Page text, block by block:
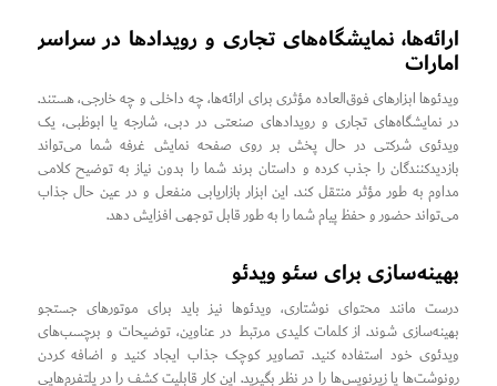
ارائه‌ها، نمایشگاه‌های تجاری و رویدادها در سراسر
امارات
ویدئوها ابزارهای فوق‌العاده مؤثری برای ارائه‌ها، چه داخلی و چه خارجی، هستند.
در نمایشگاه‌های تجاری و رویدادهای صنعتی در دبی، شارجه یا ابوظبی، یک
ویدئوی شرکتی در حال پخش بر روی صفحه نمایش غرفه شما می‌تواند
بازدیدکنندگان را جذب کرده و داستان برند شما را بدون نیاز به توضیح کلامی
مداوم به طور مؤثر منتقل کند. این ابزار بازاریابی منفعل و در عین حال جذاب
می‌تواند حضور و حفظ پیام شما را به طور قابل توجهی افزایش دهد.
بهینه‌سازی برای سئو ویدئو
درست مانند محتوای نوشتاری، ویدئوها نیز باید برای موتورهای جستجو
بهینه‌سازی شوند. از کلمات کلیدی مرتبط در عناوین، توضیحات و برچسب‌های
ویدئوی خود استفاده کنید. تصاویر کوچک جذاب ایجاد کنید و اضافه کردن
رونوشت‌ها یا زیرنویس‌ها را در نظر بگیرید. این کار قابلیت کشف را در پلتفرم‌هایی